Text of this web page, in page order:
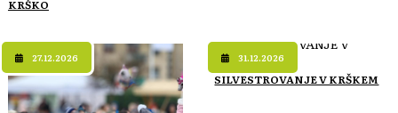
KRŠKO
27.12.2026 31.12.2026
SILVESTROVANJE V KRŠKEM